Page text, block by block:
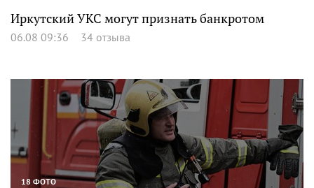
Иркутский УКС могут признать банкротом
06.08 09:36 34 отзыва
18 ФОТО